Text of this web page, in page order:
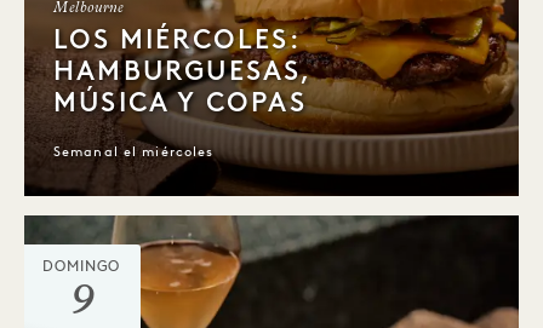
Melbourne
LOS MIÉRCOLES:
HAMBURGUESAS,
MÚSICA Y COPAS
Semanal el miércoles
DOMINGO
9